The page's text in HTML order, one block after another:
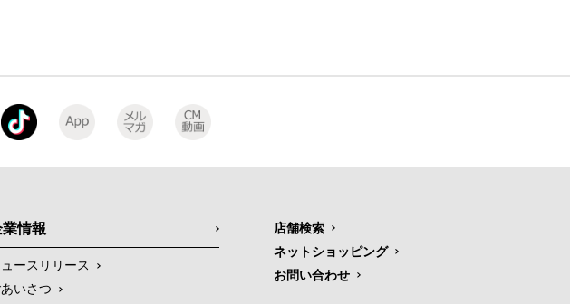
情報
ースリリース
いさつ
店舗検索
ネットショッピング
お問い合わせ